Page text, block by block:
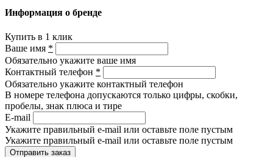
Информация о бренде
Купить в 1 клик
Ваше имя *
Обязательно укажите ваше имя
Контактный телефон *
Обязательно укажите контактный телефон
В номере телефона допускаются только цифры, скобки,
пробелы, знак плюса и тире
E-mail
Укажите правильный e-mail или оставьте поле пустым
Укажите правильный e-mail или оставьте поле пустым